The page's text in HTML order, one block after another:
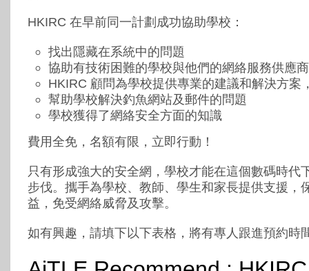
HKIRC 在早前同一計劃成功協助學校：
找出隱藏在系統中的問題
協助有技術困難的學校與他們的網絡服務供應
HKIRC 顧問為學校提供專業的建議和解決方案
幫助學校解決釣魚網站及郵件的問題
學校獲得了網絡安全方面的知識
費用全免，名額有限，立即行動！
只有形成強大的安全網，學校才能在這個數碼時代
步伐。攜手為學校、教師、學生和家長提供支援，
益，免受網絡威脅及攻擊。
如有興趣，請填下以下表格，將有專人跟進預約時